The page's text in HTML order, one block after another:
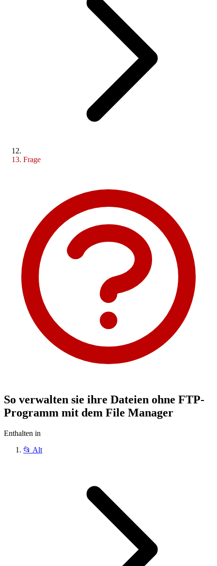
Frage
So verwalten sie ihre Dateien ohne FTP-
Programm mit dem File Manager
Enthalten in
📂 Alt